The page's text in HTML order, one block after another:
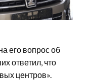
его вопрос об
ответил, что
центров».